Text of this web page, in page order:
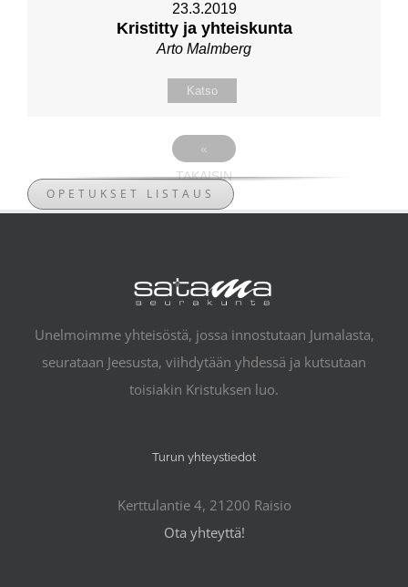
23.3.2019
Kristitty ja yhteiskunta
Arto Malmberg
Katso
«
TAKAISIN
OPETUKSET LISTAUS
Unelmoimme yhteisöstä, jossa innostutaan Jumalasta,
seurataan Jeesusta, viihdytään yhdessä ja kutsutaan
toisiakin Kristuksen luo.
Turun yhteystiedot
Kerttulantie 4, 21200 Raisio
Ota yhteyttä!